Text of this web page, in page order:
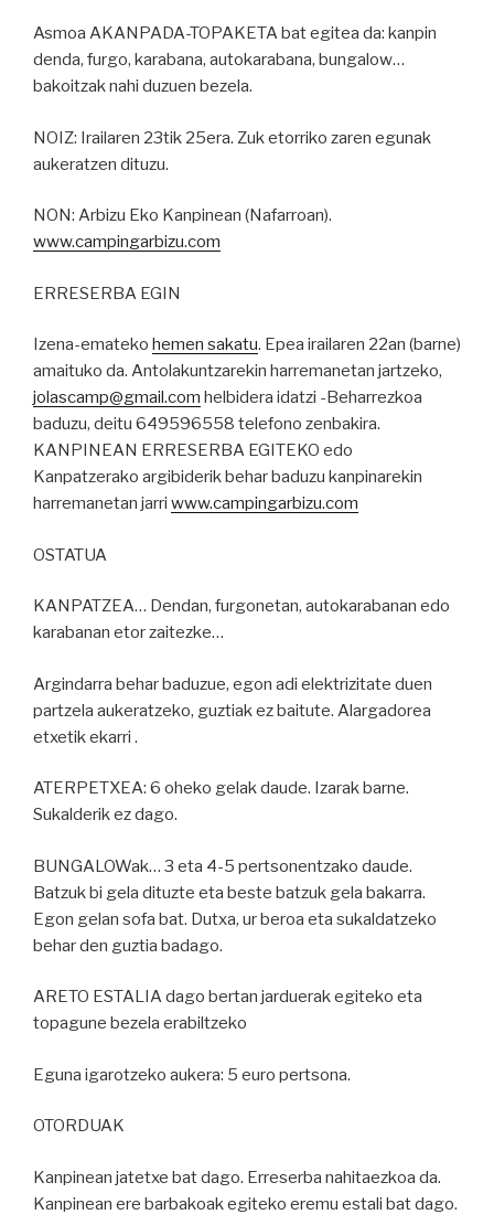
Asmoa AKANPADA-TOPAKETA bat egitea da: kanpin
denda, furgo, karabana, autokarabana, bungalow…
bakoitzak nahi duzuen bezela.
NOIZ: Irailaren 23tik 25era. Zuk etorriko zaren egunak
aukeratzen dituzu.
NON: Arbizu Eko Kanpinean (Nafarroan).
www.campingarbizu.com
ERRESERBA EGIN
Izena-emateko hemen sakatu. Epea irailaren 22an (barne)
amaituko da. Antolakuntzarekin harremanetan jartzeko,
jolascamp@gmail.com helbidera idatzi -Beharrezkoa
baduzu, deitu 649596558 telefono zenbakira.
KANPINEAN ERRESERBA EGITEKO edo
Kanpatzerako argibiderik behar baduzu kanpinarekin
harremanetan jarri www.campingarbizu.com
OSTATUA
KANPATZEA… Dendan, furgonetan, autokarabanan edo
karabanan etor zaitezke…
Argindarra behar baduzue, egon adi elektrizitate duen
partzela aukeratzeko, guztiak ez baitute. Alargadorea
etxetik ekarri .
ATERPETXEA: 6 oheko gelak daude. Izarak barne.
Sukalderik ez dago.
BUNGALOWak… 3 eta 4-5 pertsonentzako daude.
Batzuk bi gela dituzte eta beste batzuk gela bakarra.
Egon gelan sofa bat. Dutxa, ur beroa eta sukaldatzeko
behar den guztia badago.
ARETO ESTALIA dago bertan jarduerak egiteko eta
topagune bezela erabiltzeko
Eguna igarotzeko aukera: 5 euro pertsona.
OTORDUAK
Kanpinean jatetxe bat dago. Erreserba nahitaezkoa da.
Kanpinean ere barbakoak egiteko eremu estali bat dago.